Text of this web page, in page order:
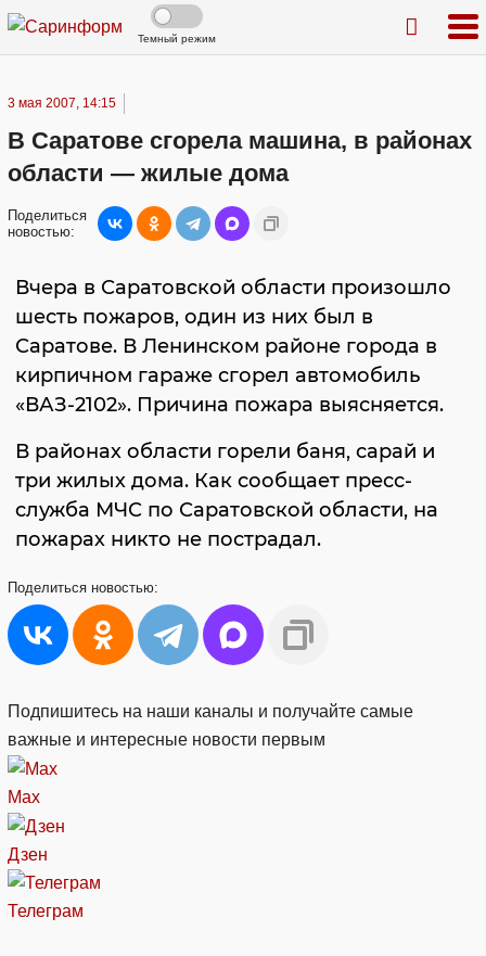
Темный режим
3 мая 2007, 14:15
В Саратове сгорела машина, в районах
области — жилые дома
Поделиться
новостью:
Вчера в Саратовской области произошло
шесть пожаров, один из них был в
Саратове. В Ленинском районе города в
кирпичном гараже сгорел автомобиль
«ВАЗ-2102». Причина пожара выясняется.
В районах области горели баня, сарай и
три жилых дома. Как сообщает пресс-
служба МЧС по Саратовской области, на
пожарах никто не пострадал.
Поделиться новостью:
Подпишитесь на наши каналы и получайте самые
важные и интересные новости первым
Max
Дзен
Телеграм